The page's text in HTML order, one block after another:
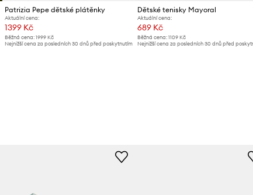
Patrizia Pepe dětské plátěnky
Aktuální cena:
1399 Kč
Běžná cena: 1999 Kč
Nejnižší cena za posledních 30 dnů před poskytnutím
Dětské tenisky Mayoral
Aktuální cena:
689 Kč
Běžná cena:1109 Kč
Nejnižší cena za posledních 30 dnů před